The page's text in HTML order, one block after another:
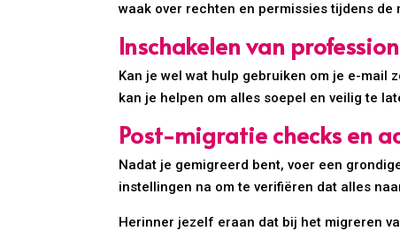
waak over rechten en permissies tijdens de
Inschakelen van
Kan je wel wat hulp gebruiken om je e-
kan je helpen om alles soepel en veilig te
Post-migratie checks en
Nadat je gemigreerd bent, voer een
instellingen na om te verifiëren dat alles
Herinner jezelf eraan dat bij het migreren